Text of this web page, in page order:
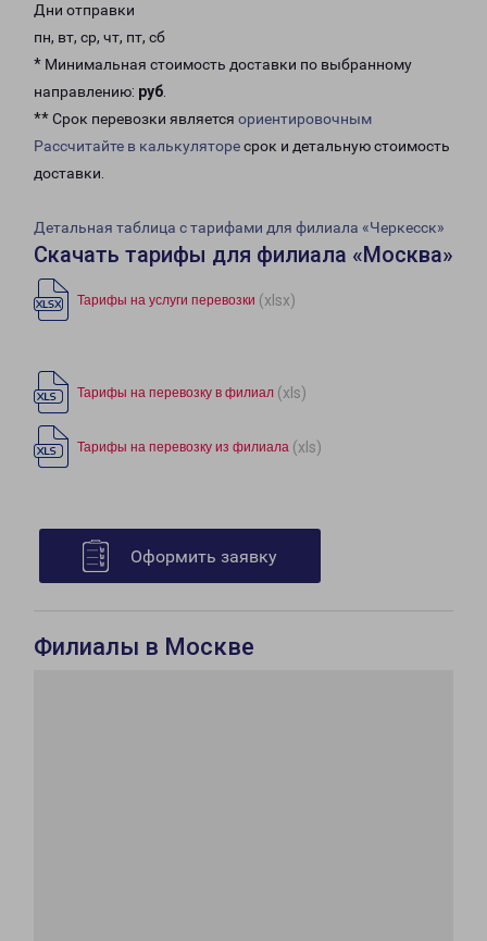
Дни отправки
пн, вт, ср, чт, пт, сб
* Минимальная стоимость доставки по выбранному
направлению: руб.
** Срок перевозки является ориентировочным
Рассчитайте в калькуляторесрок и детальную стоимость
доставки.
Детальная таблица с тарифами для филиала «Черкесск»
Скачать тарифы для филиала «Москва»
Тарифы на услуги перевозки (xlsx)
Тарифы на перевозку в филиал (xls)
Тарифы на перевозку из филиала (xls)
Оформить заявку
Филиалы в Москве